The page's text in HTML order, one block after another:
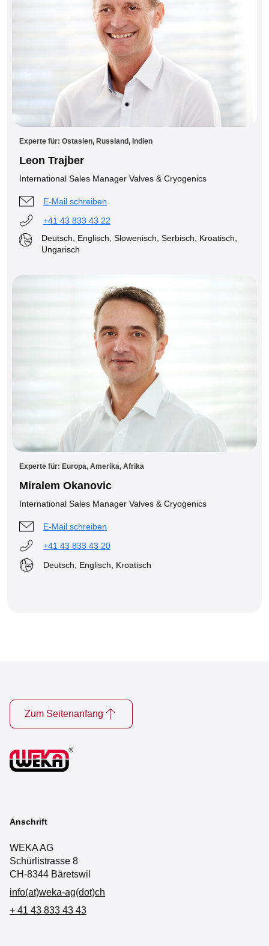
Experte für: Ostasien, Russland, Indien
Leon Trajber
International Sales Manager Valves & Cryogenics
E-Mail schreiben
+41 43 833 43 22
Deutsch, Englisch, Slowenisch, Serbisch, Kroatisch,
Ungarisch
Experte für: Europa, Amerika, Afrika
Miralem Okanovic
International Sales Manager Valves & Cryogenics
E-Mail schreiben
+41 43 833 43 20
Deutsch, Englisch, Kroatisch
Zum Seitenanfang
Anschrift
WEKA AG
Schürlistrasse 8
CH-8344 Bäretswil
info(at)weka-ag(dot)ch
+ 41 43 833 43 43